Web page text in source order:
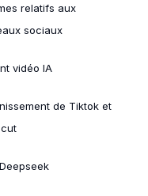
relatifs aux
sociaux
vidéo IA
de Tiktok et